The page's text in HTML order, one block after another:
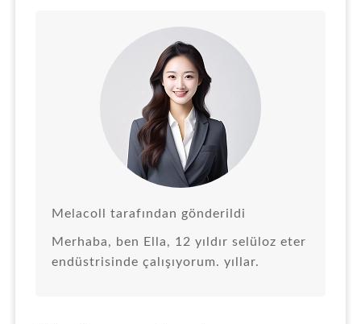
Melacoll tarafından gönderildi
Merhaba, ben Ella, 12 yıldır selüloz eter
endüstrisinde çalışıyorum. yıllar.